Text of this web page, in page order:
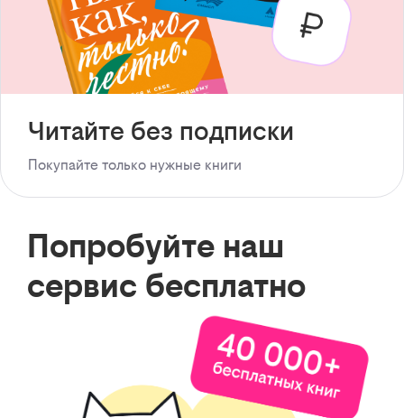
Читайте без подписки
Покупайте только нужные книги
Попробуйте наш
сервис бесплатно